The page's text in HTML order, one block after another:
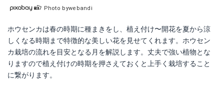
Photo bywebandi
ホウセンカは春の時期に種まきをし、植え付け〜開花を夏から涼
しくなる時期まで特徴的な美しい花を見せてくれます。ホウセン
カ栽培の流れを目安となる月を解説します。丈夫で強い植物とな
りますので植え付けの時期を押さえておくと上手く栽培すること
に繋がります。